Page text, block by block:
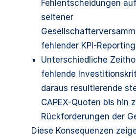
Fehlentscheidungen
seltener
fehlender KPI-
Unterschiedliche
fehlende
daraus resultierende
CAPEX-Quoten bis hin
Rückforderungen der
Diese Konsequenzen